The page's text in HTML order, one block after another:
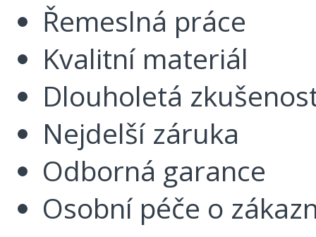
Řemeslná práce
Kvalitní materiál
Dlouholetá
Nejdelší záruka
Odborná garance
Osobní péče o